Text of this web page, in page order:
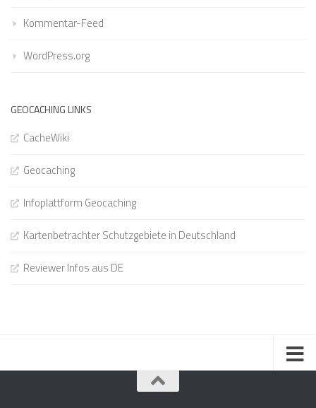
Kommentar-Feed
WordPress.org
GEOCACHING LINKS
CacheWiki
Geocaching
Infoplattform Geocaching
Kartenbetrachter Schutzgebiete in Deutschland
Reviewer Infos aus DE